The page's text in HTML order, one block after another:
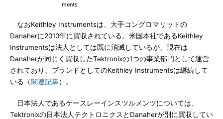
ments
なおKeithley Instrumentsは、大手コングロマリットの
Danaherに2010年に買収されている。米国本社であるKeithley
Instrumentsは法人としては既に消滅しているが、現在は
Danaherが同じく買収したTektronixの1つの事業部門として運営
されており、ブランドとしてのKeithley Instrumentsは継続して
いる（関連記事）。
日本法人であるケースレーインスツルメンツについては、
Tektronixの日本法人テクトロニクスとDanaherが別に買収してい